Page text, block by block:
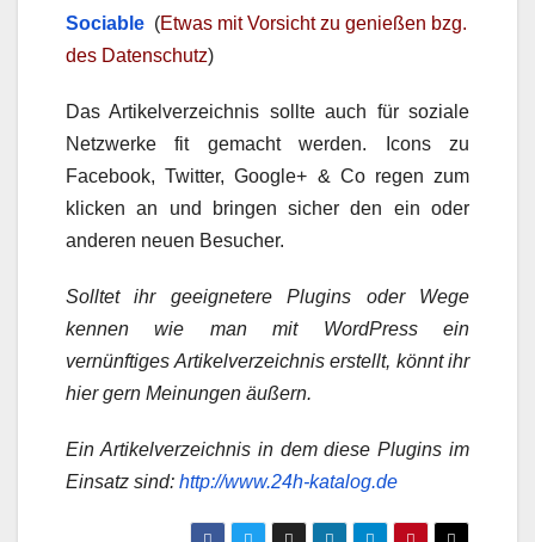
Sociable (Etwas mit Vorsicht zu genießen bzg.
des Datenschutz)
Das Artikelverzeichnis sollte auch für soziale
Netzwerke fit gemacht werden. Icons zu
Facebook, Twitter, Google+ & Co regen zum
klicken an und bringen sicher den ein oder
anderen neuen Besucher.
Solltet ihr geeignetere Plugins oder Wege
kennen wie man mit WordPress ein
vernünftiges Artikelverzeichnis erstellt, könnt ihr
hier gern Meinungen äußern.
Ein Artikelverzeichnis in dem diese Plugins im
Einsatz sind: http://www.24h-katalog.de